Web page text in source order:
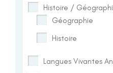
Histoire /
Géographie
Histoire
Langues Vivantes